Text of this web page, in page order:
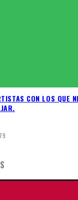
CON LOS QUE